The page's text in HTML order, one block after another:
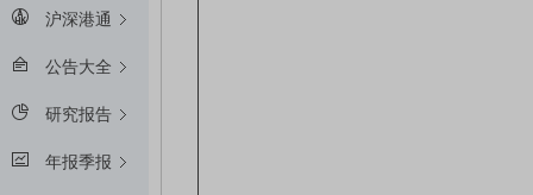
沪深港通
公告大全
研究报告
年报季报